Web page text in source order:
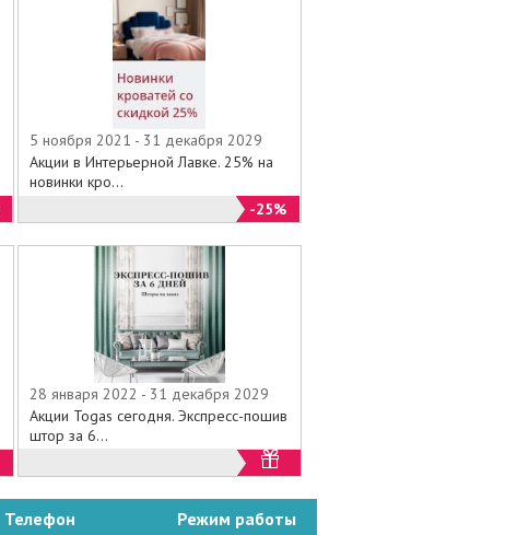
5 ноября 2021 - 31 декабря 2029
Акции в Интерьерной Лавке. 25% на
новинки кро...
-25%
28 января 2022 - 31 декабря 2029
Акции Togas сегодня. Экспресс-пошив
штор за 6...
Телефон Режим работы